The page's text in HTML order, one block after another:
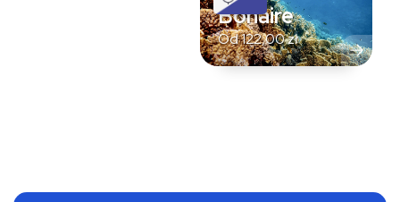
Bonaire
Od122,00zł